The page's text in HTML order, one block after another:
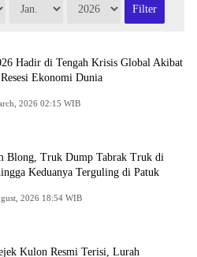
Hadir di Tengah Krisis Global Akibat
Ekonomi Dunia
2026 02:15 WIB
Blong, Truk Dump Tabrak Truk di
Keduanya Terguling di Patuk
2026 18:54 WIB
Kulon Resmi Terisi, Lurah